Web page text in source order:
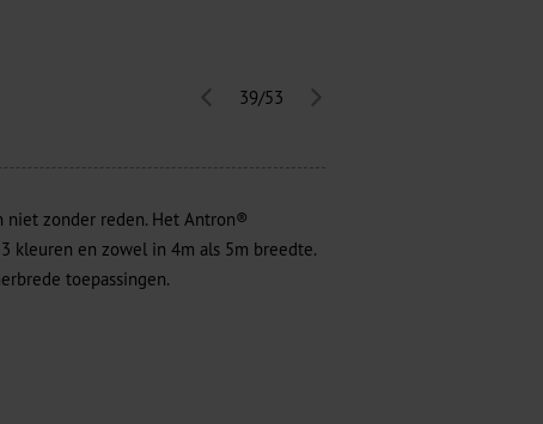
39/53
niet zonder reden. Het Antron®
kleuren en zowel in 4m als 5m breedte.
toepassingen.